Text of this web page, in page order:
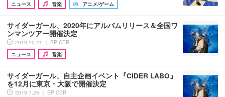
ニュース
音楽 アニメ/ゲーム
サイダーガール、2020年にアルバムリリース＆全国ワ
ンマンツアー開催決定
2019.10.21 ｜ SPICER
ニュース
音楽
サイダーガール、自主企画イベント『CIDER LABO』
を12月に東京・大阪で開催決定
2019.7.25 ｜ SPICER